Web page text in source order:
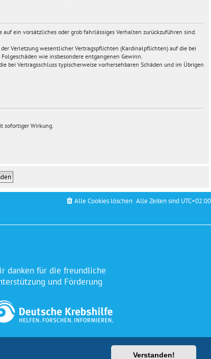
Verstanden!
ein vorsätzliches oder grob fahrlässiges Verhalten zurückzuführen sind.
Verletzung wesentlicher Vertragspflichten (Kardinalpflichten) auf die bei
wie insbesondere entgangenen Gewinn.
bei Vertragsschluss typischerweise vorhersehbaren Schäden und im Übrigen
sofortiger Wirkung.
Alle Zeiten sind UTC+02:00
Alle Cookies löschen
danken für die freundliche
und Förderung